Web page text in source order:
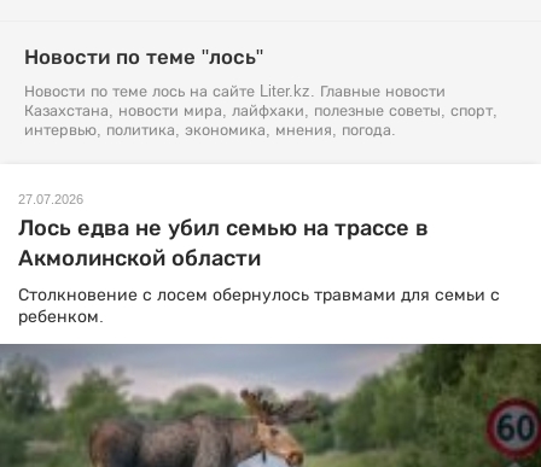
Новости по теме "лось"
Новости по теме лось на сайте Liter.kz. Главные новости
Казахстана, новости мира, лайфхаки, полезные советы, спорт,
интервью, политика, экономика, мнения, погода.
27.07.2026
Лось едва не убил семью на трассе в
Акмолинской области
Столкновение с лосем обернулось травмами для семьи с
ребенком.